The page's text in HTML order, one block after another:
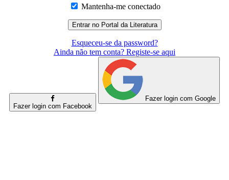
Mantenha-me conectado
Esqueceu-se da password?
Ainda não tem conta? Registe-se aqui
Fazer login com Facebook
Fazer login com Google